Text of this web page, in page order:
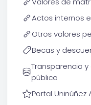
Actos internos
Otros valores
Becas y
Transparencia
pública
Portal Uninúñez